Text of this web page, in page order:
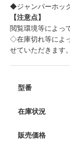
◆ジャンパーホッ
【注意点】
閲覧環境等によっ
◇在庫切れ等によ
せていただきます。
型番
在庫状況
販売価格